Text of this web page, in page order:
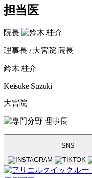
担当医
院長
理事長 / 大宮院 院長
鈴木 桂介
Keisuke Suzuki
大宮院
理事長
SNS